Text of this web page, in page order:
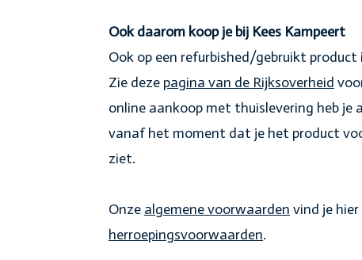
Ook daarom koop je bij Kees Kampeert
Ook op een refurbished/gebruikt
Zie deze pagina van de Rijksoverheid
online aankoop met thuislevering heb je
vanaf het moment dat je het product
ziet.
Onze algemene voorwaarden vind je
herroepingsvoorwaarden.